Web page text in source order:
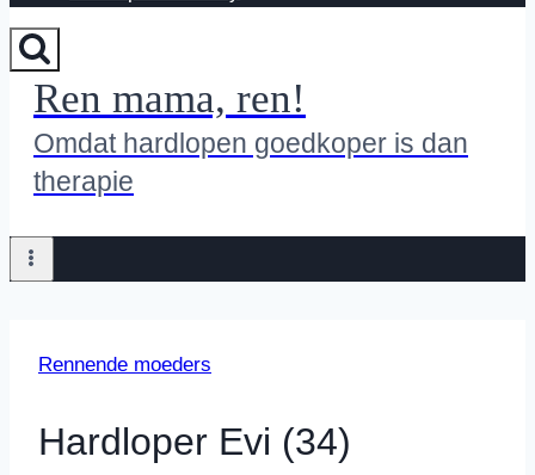
Ren mama, ren!
Omdat hardlopen goedkoper is dan
therapie
Rennende moeders
Hardloper Evi (34)